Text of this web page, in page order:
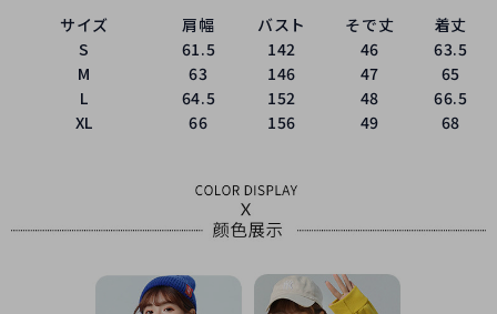
サイズ 肩幅 バスト そで丈
着丈
S
61.5 142 46
63.5
M
63 146 47
65
L
64.5 152 48
66.5
XL
66 156 49 68